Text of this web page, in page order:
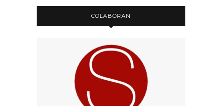
COLABORAN